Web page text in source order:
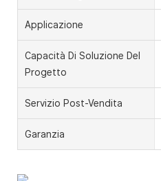
Applicazione
Capacità Di Soluzione Del
Progetto
Servizio Post-Vendita
Garanzia